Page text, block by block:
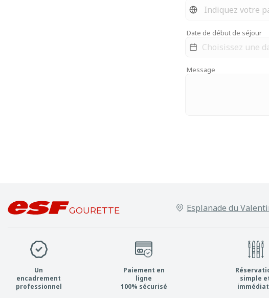
Date de début de séjour
Message
GOURETTE Esplanade du
Un
encadrement
professionnel
Paiement en
ligne
100% sécurisé
simple